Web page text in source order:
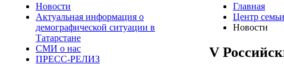
Новости
Актуальная информация о
демографической ситуации в
Татарстане
СМИ о нас
ПРЕСС-РЕЛИЗ
Главная
Центр
Новости
V